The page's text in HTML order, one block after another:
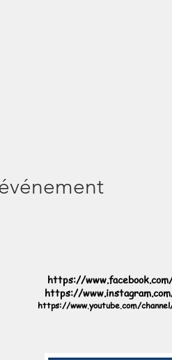
https://
https://
https://www.youtube.com/